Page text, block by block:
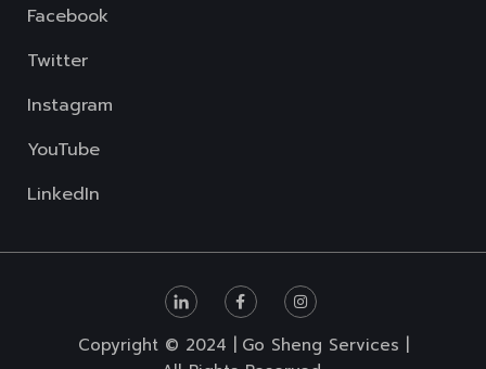
Facebook
Twitter
Instagram
YouTube
LinkedIn
Copyright © 2024 |
Go Sheng Services |